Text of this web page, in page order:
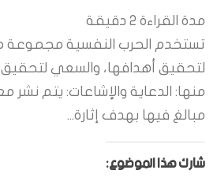
مدة القراءة 2 دقيقة
تستخدم الحرب النفسية مجموعة
لتحقيق أهدافها، والسعي لتحقيق
منها: الدعاية والإشاعات: يتم نشر
مبالغ فيها بهدف إثارة...
شارك هذا الموضوع: